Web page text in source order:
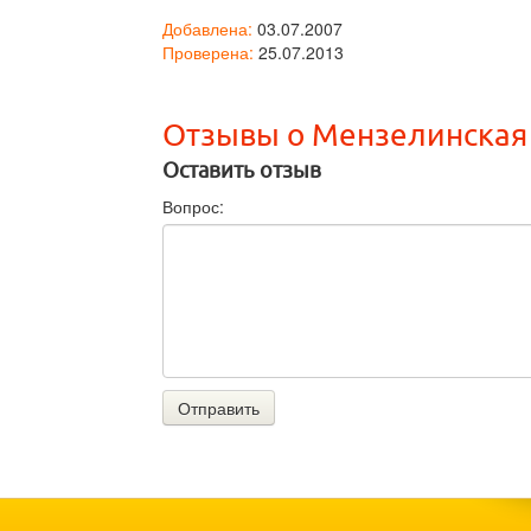
Добавлена: 03.07.2007
Проверена: 25.07.2013
Отзывы о Мензелинская
Оставить отзыв
Вопрос:
Отправить